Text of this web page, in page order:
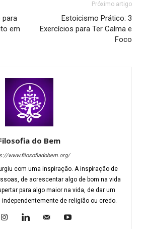
para
em
Próximo artigo
Estoicismo Prático: 3
Exercícios para Ter Calma e
Foco
do Bem
www.filosofiadobem.org/
com uma inspiração. A inspiração de
de acrescentar algo de bom na vida
para algo maior na vida, de dar um
de religião ou credo.